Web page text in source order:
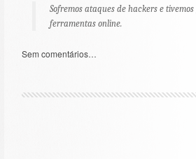
Sofremos ataques de hackers e
ferramentas online.
Sem comentários…